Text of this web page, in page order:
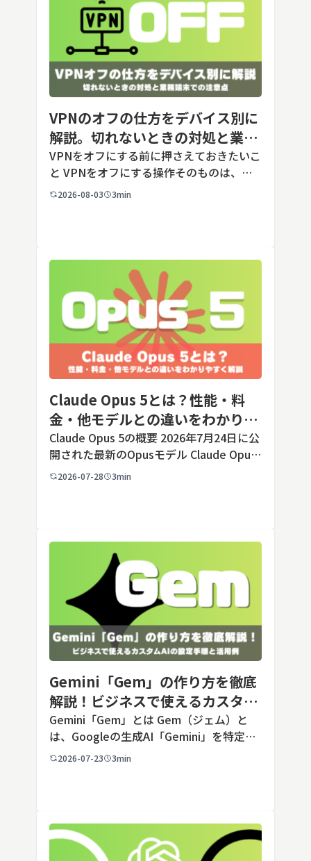
VPNのオフの仕方をデバイス別に
解説。切れないときの対処と業務
端末での注意点
VPNをオフにする前に押さえておきたいこ
と VPNをオフにする操作そのものは、ど
の端末でも数タップから数クリックで完了
2026-08-03 3min
Claude Opus 5とは？性能・料
金・他モデルとの違いをわかりや
すく解説
Claude Opus 5の概要 2026年7月24日に公
開された最新のOpusモデル Claude Opus
5は、米国のAI企業Anthropic（アンソロピ
2026-07-28 3min
Gemini「Gem」の作り方を徹底
解説！ビジネスで使えるカスタム
AIの設定手順と活用例
Gemini「Gem」とは Gem（ジェム）と
は、Googleの生成AI「Gemini」を特定の
用途に合わせてカスタマイズできる機能で
2026-07-23 3min